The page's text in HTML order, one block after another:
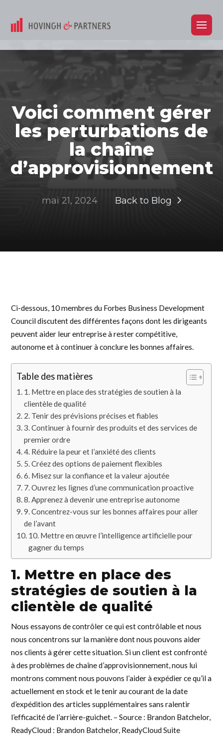
Voici comment gérer
les perturbations de
la chaîne
d’approvisionnement
mai 21, 2024 Back to Blog
Ci-dessous, 10 membres du Forbes Business Development
Council discutent des différentes façons dont les dirigeants
peuvent aider leur entreprise à rester compétitive,
autonome et à continuer à conclure les bonnes affaires.
Table des matières
1. Mettre en place des stratégies de soutien à la
clientèle de qualité
2. Tenir des prévisions précises et fiables
3. Continuer à fournir des produits et des services de
premier ordre
4. Réduire la peur et l’anxiété des clients
5. Créez des options de paiement flexibles
6. Misez sur la confiance et la valeur ajoutée
7. Ouvrez les lignes d’une communication proactive
8. Apprenez à devenir une entreprise autonome
9. Concentrez-vous sur les bonnes affaires pour aller
de l’avant
10. Mettre en œuvre l’intelligence artificielle pour
gagner du temps
1. Mettre en place des
stratégies de soutien à la
clientèle de qualité
Nous essayons de contrôler ce qui est contrôlable et nous
nous concentrons sur la manière dont nous pouvons aider
nos clients à gérer cette situation. Si un client est confronté
à des problèmes de chaîne d’approvisionnement, nous lui
montrons comment nous pouvons l’aider à expédier ce qu’il a
actuellement en stock et le tenir au courant de la date
d’expédition des articles supplémentaires sans ralentir
l’efficacité de l’arrière-guichet. – Source : Brandon Batchelor,
ReadyCloud : Brandon Batchelor, ReadyCloud Suite